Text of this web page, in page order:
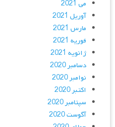
می 2021
آوریل 2021
مارس 2021
فوریه 2021
ژانویه 2021
دسامبر 2020
نوامبر 2020
اکتبر 2020
سپتامبر 2020
آگوست 2020